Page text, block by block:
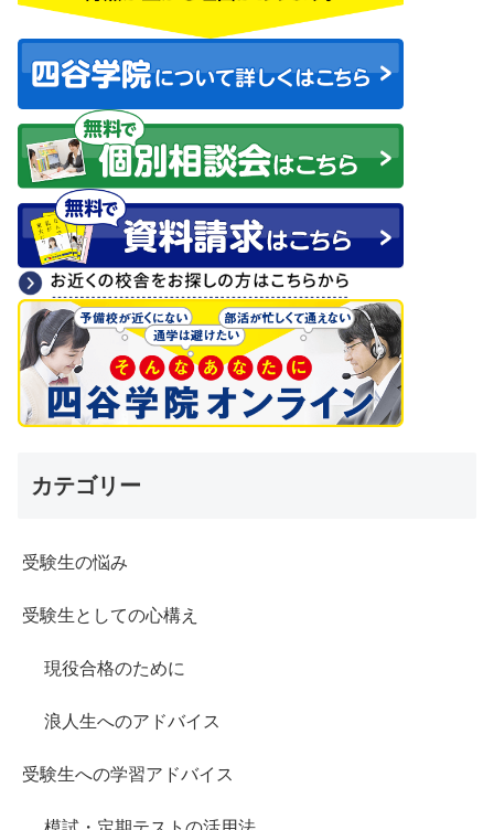
カテゴリー
受験生の悩み
受験生としての心構え
現役合格のために
浪人生へのアドバイス
受験生への学習アドバイス